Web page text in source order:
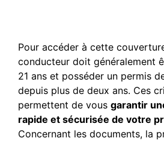
Pour accéder à cette
conducteur doit généralement
21 ans et posséder un permis
depuis plus de deux ans. Ces
permettent de vous garantir
rapide et sécurisée de votre
Concernant les documents, la